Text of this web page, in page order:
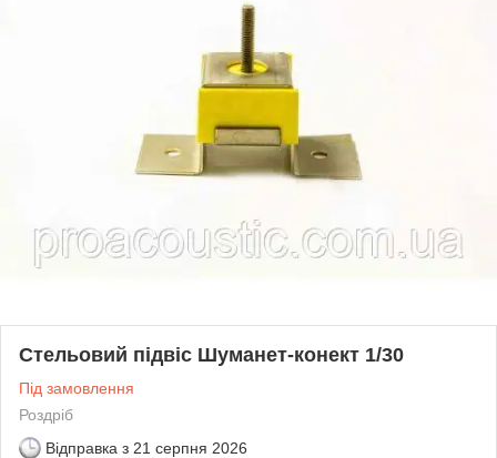
Стельовий підвіс Шуманет-конект 1/30
Під замовлення
Роздріб
Відправка з 21 серпня 2026